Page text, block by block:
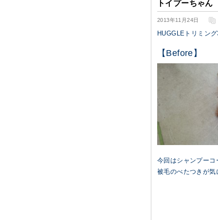
トイプーちゃん
2013年11月24日
HUGGLEトリミン
【Before】
今回はシャンプーコ
被毛のべたつきが